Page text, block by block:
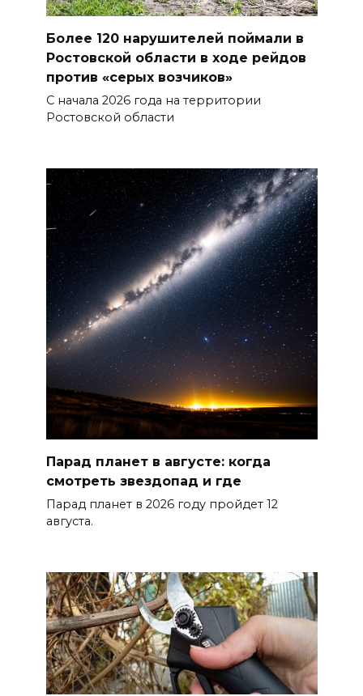
В Ростове ликвидируют
подвальные котельные и
обновят теплосети
06 августа 2026 21:18
Вся акватория в цветах:
распустились кувшинки
06 августа 2026 20:56
Перспективы недвижимости
06 августа 2026 20:11
В Ворошиловском районе
Ростова произошло
аварийное отключение света
06 августа 2026 19:33
Шахбокс, падел и пилон: в
Ростовской области
зарегистрировали новые
виды спорта
06 августа 2026 19:30
донских строителей с
профессиональным
праздником и вручил
награды
06 августа 2026 18:35
Более 120 нарушителей поймали в
Ростовской области в ходе рейдов
против «серых возчиков»
С начала 2026 года на территории
Ростовской области
Парад планет в августе: когда
смотреть звездопад и где
Парад планет в 2026 году пройдет 12
августа.